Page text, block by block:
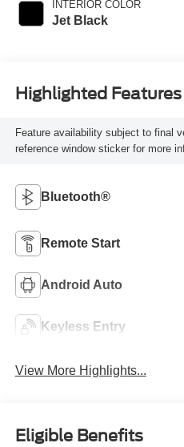
INTERIOR COLOR
Jet Black
Highlighted Features
Feature availability subject to final
reference window sticker for more
Bluetooth®
Remote Start
Android Auto
Keyless Entry
View More Highlights...
Eligible Benefits